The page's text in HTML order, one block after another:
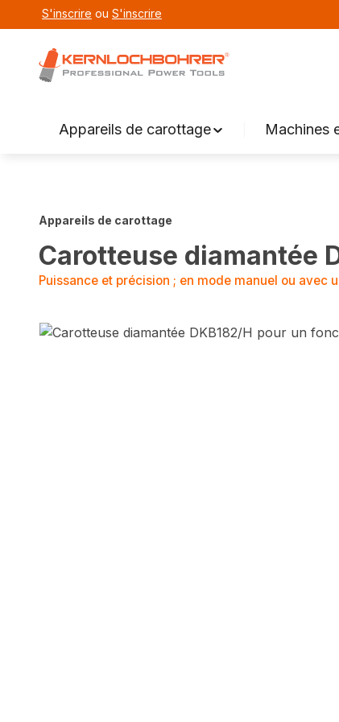
Aller à la navigation principale
S'inscrire ou S'inscrire
Appareils de carottage Machines
Appareils de carottage
Carotteuse diamantée
Puissance et précision ; en mode manuel ou avec
Sauter la galerie d'images